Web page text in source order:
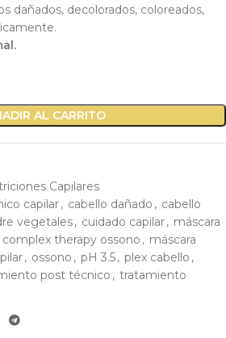
dañados, decolorados, coloreados,
AL CARRITO
Capilares
capilar, cabello dañado , cabello
vegetales, cuidado capilar, máscara
complex therapy ossono , máscara
, ossono , pH 3.5, plex cabello ,
post técnico , tratamiento